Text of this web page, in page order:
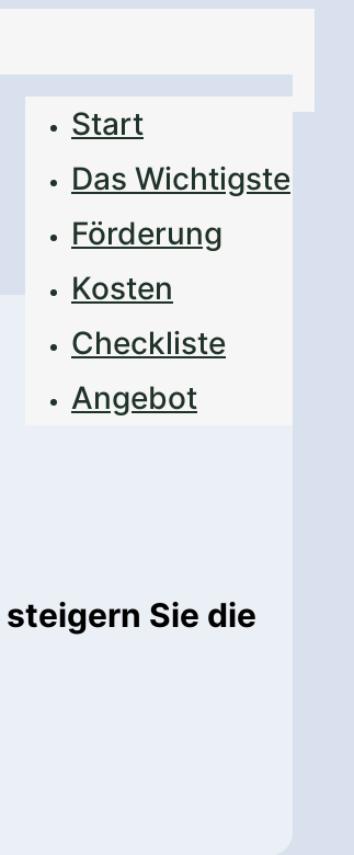
Start
Das Wichtigste
Förderung
Kosten
Checkliste
Angebot
steigern Sie die